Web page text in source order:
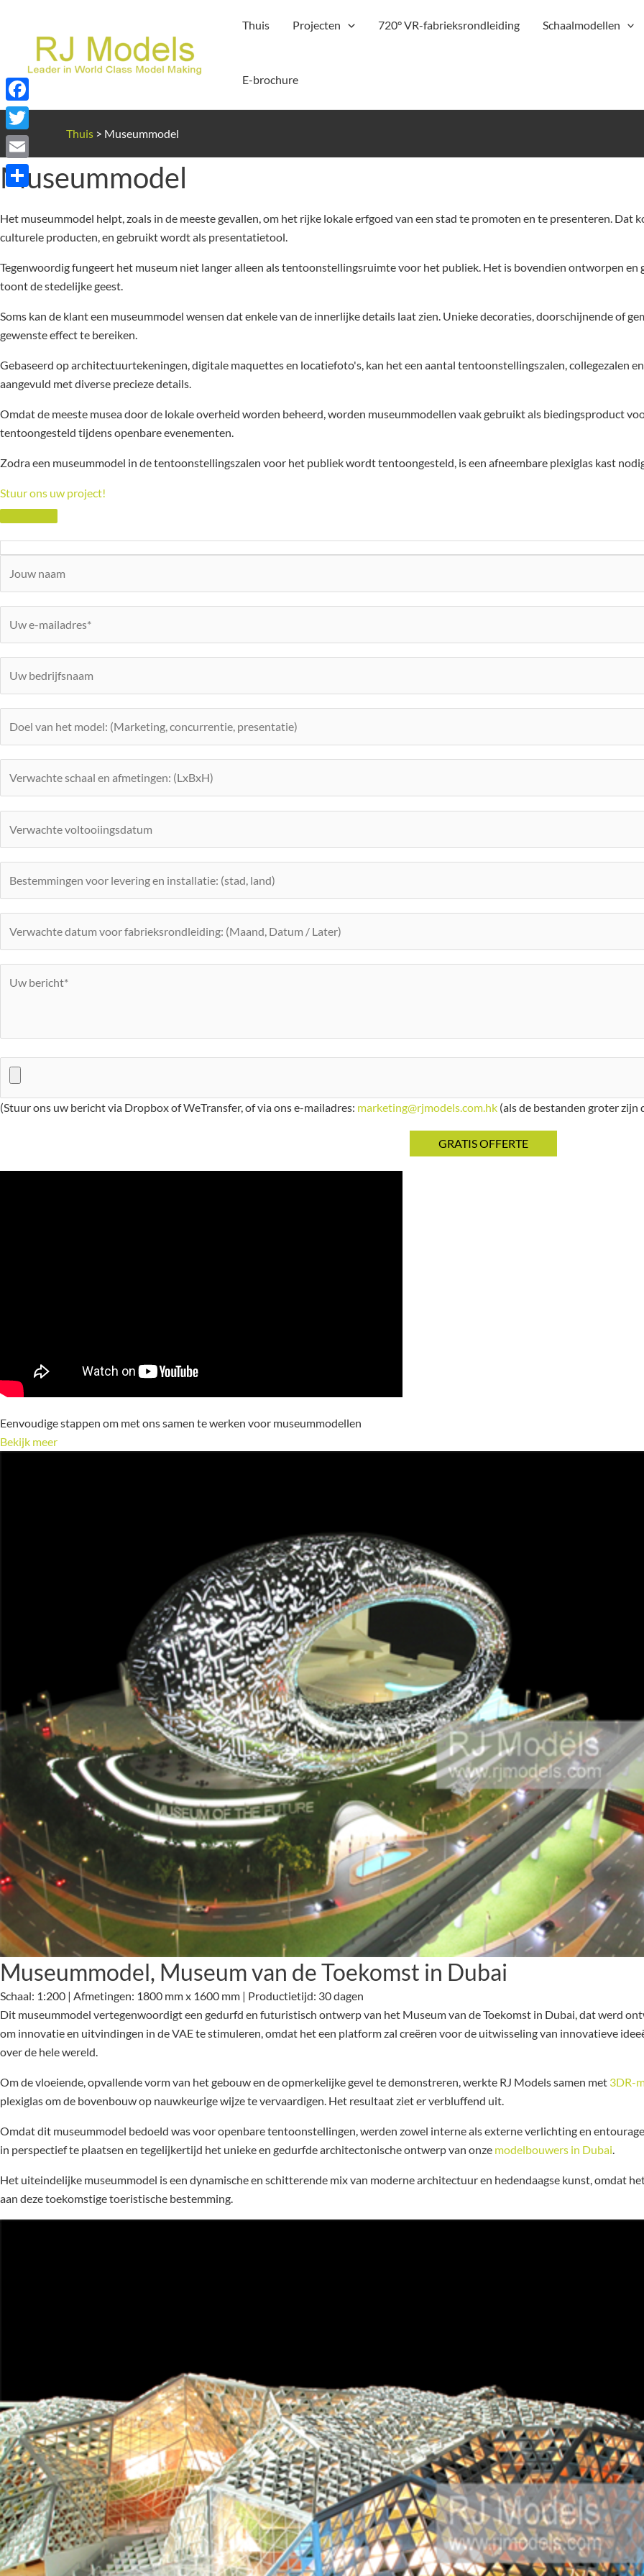
inhoud
Thuis Projecten 720° VR-fabrieksrondleiding Schaalmodellen
E-brochure
Thuis > Museummodel
Museummodel
Het museummodel helpt, zoals in de meeste gevallen, om het rijke lokale erfgoed van een stad te promoten en te presenteren.
culturele producten, en gebruikt wordt als presentatietool.
Tegenwoordig fungeert het museum niet langer alleen als tentoonstellingsruimte voor het publiek. Het is bovendien ontworpen
toont de stedelijke geest.
Soms kan de klant een museummodel wensen dat enkele van de innerlijke details laat zien. Unieke decoraties, doorschijnende of
gewenste effect te bereiken.
Gebaseerd op architectuurtekeningen, digitale maquettes en locatiefoto's, kan het een aantal tentoonstellingszalen, collegezalen
aangevuld met diverse precieze details.
Omdat de meeste musea door de lokale overheid worden beheerd, worden museummodellen vaak gebruikt als biedingsproduct
tentoongesteld tijdens openbare evenementen.
Zodra een museummodel in de tentoonstellingszalen voor het publiek wordt tentoongesteld, is een afneembare plexiglas kast
Stuur ons uw project!
(Stuur ons uw bericht via Dropbox of WeTransfer, of via ons e-mailadres: marketing@rjmodels.com.hk (als de bestanden groter zijn
Eenvoudige stappen om met ons samen te werken voor museummodellen
Bekijk meer
Museummodel, Museum van de Toekomst in Dubai
Schaal: 1:200 | Afmetingen: 1800 mm x 1600 mm | Productietijd: 30 dagen
Dit museummodel vertegenwoordigt een gedurfd en futuristisch ontwerp van het Museum van de Toekomst in Dubai, dat werd
om innovatie en uitvindingen in de VAE te stimuleren, omdat het een platform zal creëren voor de uitwisseling van innovatieve
over de hele wereld.
Om de vloeiende, opvallende vorm van het gebouw en de opmerkelijke gevel te demonstreren, werkte RJ Models samen met 3DR-
plexiglas om de bovenbouw op nauwkeurige wijze te vervaardigen. Het resultaat ziet er verbluffend uit.
Omdat dit museummodel bedoeld was voor openbare tentoonstellingen, werden zowel interne als externe verlichting en
in perspectief te plaatsen en tegelijkertijd het unieke en gedurfde architectonische ontwerp van onze modelbouwers in Dubai
Het uiteindelijke museummodel is een dynamische en schitterende mix van moderne architectuur en hedendaagse kunst, omdat
aan deze toekomstige toeristische bestemming.
Facebook
Twitter
Email